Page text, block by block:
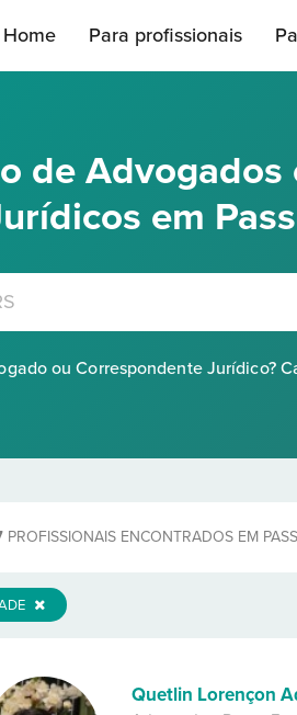
Home Para profissionais
de Advogados
em
ou Correspondente Jurídico?
PROFISSIONAIS ENCONTRADOS EM
Quetlin Lorençon